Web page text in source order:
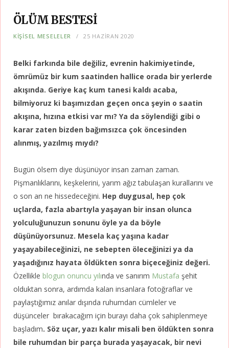
ÖLÜM BESTESİ
KIŞISEL MESELELER 25 HAZIRAN 2020
Belki farkında bile değiliz, evrenin hakimiyetinde,
ömrümüz bir kum saatinden hallice orada bir yerlerde
akışında. Geriye kaç kum tanesi kaldı acaba,
bilmiyoruz ki başımızdan geçen onca şeyin o saatin
akışına, hızına etkisi var mı? Ya da söylendiği gibi o
karar zaten bizden bağımsızca çok öncesinden
alınmış, yazılmış mıydı?
Bugün ölsem diye düşünüyor insan zaman zaman.
Pişmanlıklarını, keşkelerini, yarım ağız tabulaşan kurallarını ve
o son an ne hissedeceğini. Hep duygusal, hep çok
uçlarda, fazla abartıyla yaşayan bir insan olunca
yolculuğunuzun sonunu öyle ya da böyle
düşünüyorsunuz. Mesela kaç yaşına kadar
yaşayabileceğinizi, ne sebepten öleceğinizi ya da
yaşadığınız hayata öldükten sonra biçeceğiniz değeri.
Özellikle blogun onuncu yılında ve sanırım Mustafa şehit
olduktan sonra, ardımda kalan insanlara fotoğraflar ve
paylaştığımız anılar dışında ruhumdan cümleler ve
düşünceler bırakacağım için burayı daha çok sahiplenmeye
başladım. Söz uçar, yazı kalır misali ben öldükten sonra
bile ruhumdan bir parça burada yaşayacak, bir nevi